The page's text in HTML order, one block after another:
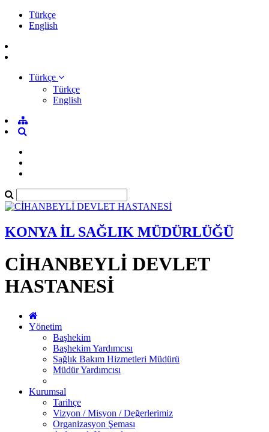
Türkçe
English
Türkçe
Türkçe
English
KONYA İL SAĞLIK MÜDÜRLÜĞÜ
CİHANBEYLİ DEVLET
HASTANESİ
Yönetim
Başhekim
Başhekim Yardımcısı
Sağlık Bakım Hizmetleri Müdürü
Müdür Yardımcısı
Kurumsal
Tarihçe
Vizyon / Misyon / Değerlerimiz
Organizasyon Şeması